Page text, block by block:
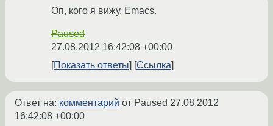
Оп, кого я вижу. Emacs.
Paused
27.08.2012 16:42:08 +00:00
Показать ответы
Ссылка
Ответ на: комментарий от Paused 27.08.2012
16:42:08 +00:00